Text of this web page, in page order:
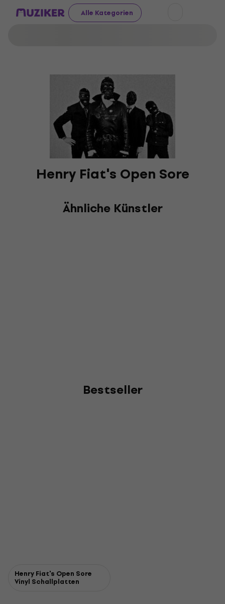
Alle Kategorien
Henry Fiat's Open Sore
Ähnliche Künstler
Bestseller
Henry Fiat's Open Sore
Vinyl Schallplatten